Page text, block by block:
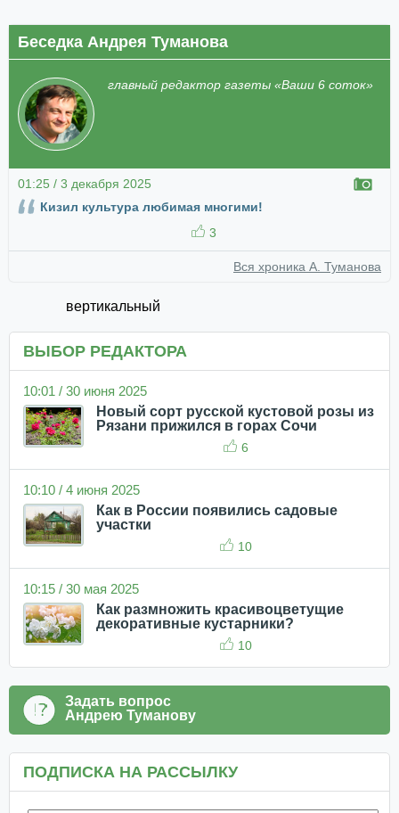
Беседка Андрея Туманова
главный редактор газеты «Ваши 6 соток»
01:25 / 3 декабря 2025
Кизил культура любимая многими!
3
Вся хроника А. Туманова
вертикальный
ВЫБОР РЕДАКТОРА
10:01 / 30 июня 2025
Новый сорт русской кустовой розы из
Рязани прижился в горах Сочи
6
10:10 / 4 июня 2025
Как в России появились садовые
участки
10
10:15 / 30 мая 2025
Как размножить красивоцветущие
декоративные кустарники?
10
Задать вопрос
Андрею Туманову
ПОДПИСКА НА РАССЫЛКУ